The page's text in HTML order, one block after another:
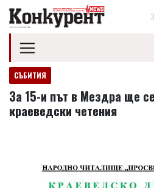
СЪБИТИЯ
За 15-и път в Мездра ще
краеведски четения